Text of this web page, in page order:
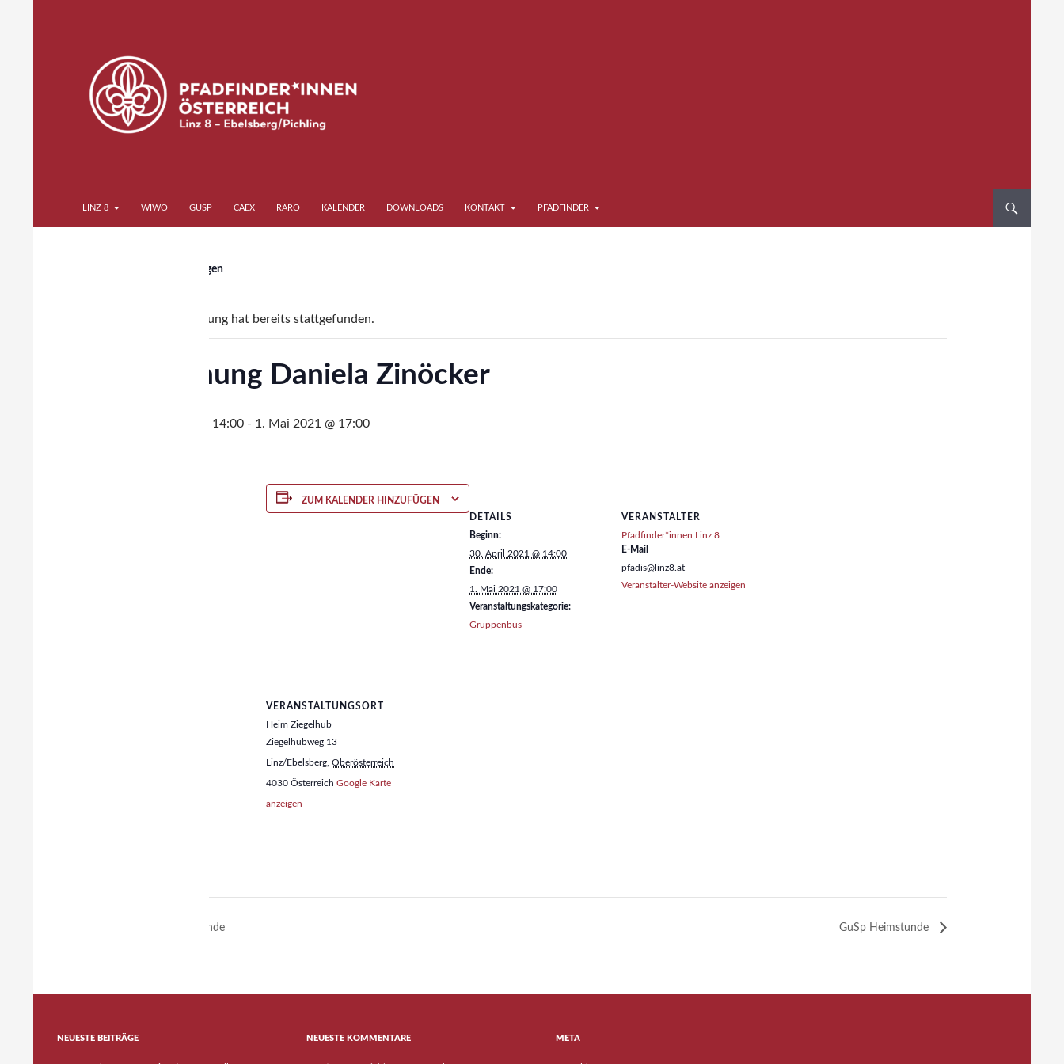
Pfadfinder*innen Linz 8
LINZ 8 WIWÖ GUSP CAEX RARO KALENDER DOWNLOADS KONTAKT PFADFINDER
« Alle Veranstaltungen
Diese Veranstaltung hat bereits stattgefunden.
Ausleihung Daniela Zinöcker
30. April 2021 @ 14:00 - 1. Mai 2021 @ 17:00
ZUM KALENDER HINZUFÜGEN
DETAILS
Beginn:
30. April 2021 @ 14:00
Ende:
1. Mai 2021 @ 17:00
Veranstaltungskategorie:
Gruppenbus
VERANSTALTER
Pfadfinder*innen Linz 8
E-Mail
pfadis@linz8.at
Veranstalter-Website anzeigen
VERANSTALTUNGSORT
Heim Ziegelhub
Ziegelhubweg 13
Linz/Ebelsberg Oberösterreich
4030 Österreich Google Karte
anzeigen
GuSp Heimstunde GuSp Heimstunde
NEUESTE BEITRÄGE NEUESTE KOMMENTARE META